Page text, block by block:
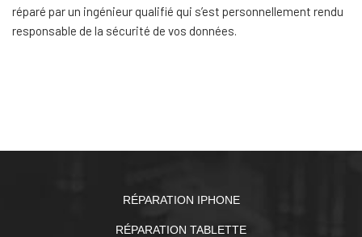
réparé par un ingénieur qualifié qui s’est personnellement rendu
responsable de la sécurité de vos données.
RÉPARATION IPHONE
RÉPARATION TABLETTE